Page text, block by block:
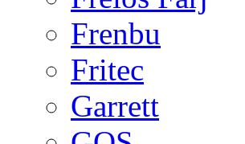
Frenbu
Fritec
Garrett